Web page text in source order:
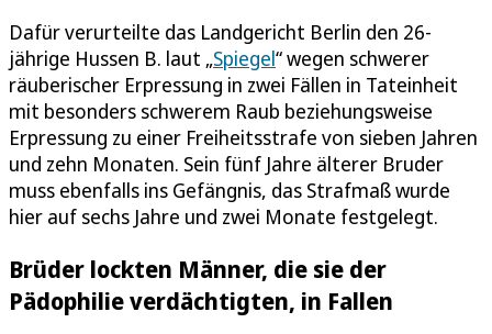
Dafür verurteilte das Landgericht Berlin den 26-
jährige Hussen B. laut „Spiegel“ wegen schwerer
räuberischer Erpressung in zwei Fällen in Tateinheit
mit besonders schwerem Raub beziehungsweise
Erpressung zu einer Freiheitsstrafe von sieben Jahren
und zehn Monaten. Sein fünf Jahre älterer Bruder
muss ebenfalls ins Gefängnis, das Strafmaß wurde
hier auf sechs Jahre und zwei Monate festgelegt.
Brüder lockten Männer, die sie der
Pädophilie verdächtigten, in Fallen